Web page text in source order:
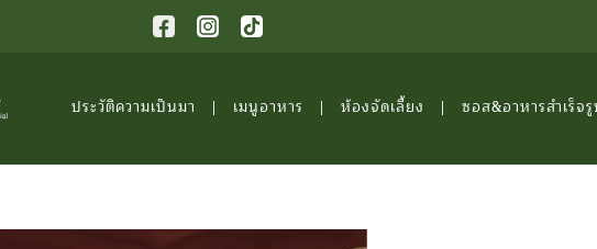
ประวัติความเป็นมา เมนูอาหาร ห้องจัดเลี้ยง ซอส&อาหารสำเร็จ